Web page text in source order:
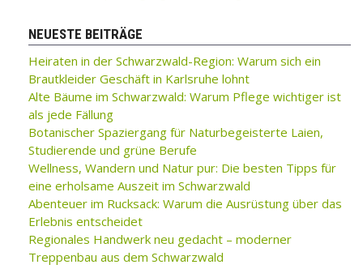
NEUESTE BEITRÄGE
Heiraten in der Schwarzwald-Region: Warum sich ein
Brautkleider Geschäft in Karlsruhe lohnt
Alte Bäume im Schwarzwald: Warum Pflege wichtiger ist
als jede Fällung
Botanischer Spaziergang für Naturbegeisterte Laien,
Studierende und grüne Berufe
Wellness, Wandern und Natur pur: Die besten Tipps für
eine erholsame Auszeit im Schwarzwald
Abenteuer im Rucksack: Warum die Ausrüstung über das
Erlebnis entscheidet
Regionales Handwerk neu gedacht – moderner
Treppenbau aus dem Schwarzwald